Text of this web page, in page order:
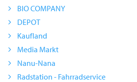
BIO COMPANY
DEPOT
Kaufland
Media Markt
Nanu-Nana
Radstation - Fahrradservice